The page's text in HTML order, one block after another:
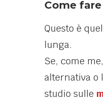
Come
Questo è
lunga.
Se, come
alternativa o
studio sulle